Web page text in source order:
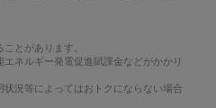
とがあります。
ネルギー発電促進賦課金などがかかり
況等によってはおトクにならない場合